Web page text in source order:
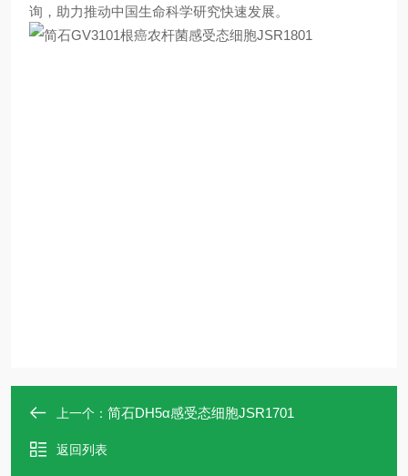
询，助力推动中国生命科学研究快速发展。
上一个： 简石DH5α感受态细胞JSR1701
返回列表